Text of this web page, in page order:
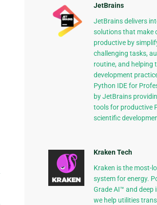
JetBrains
JetBrains delivers
solutions that make
productive by
challenging tasks,
routine, and helping
development
Python IDE for
by JetBrains
tools for productive
scientific
Kraken Tech
Kraken is the most-
system for energy.
Grade AI™ and deep
we help utilities